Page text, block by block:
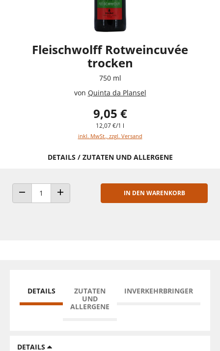
Fleischwolff Rotweincuvée
trocken
750 ml
von Quinta da Plansel
9,05 €
12,07 €/1 l
inkl. MwSt., zzgl. Versand
DETAILS / ZUTATEN UND ALLERGENE
ANZAHL VERRINGERNANZAHL ERHÖHEN
IN DEN WARENKORB
DETAILS
ZUTATEN
UND
ALLERGENE
INVERKEHRBRINGER
DETAILS